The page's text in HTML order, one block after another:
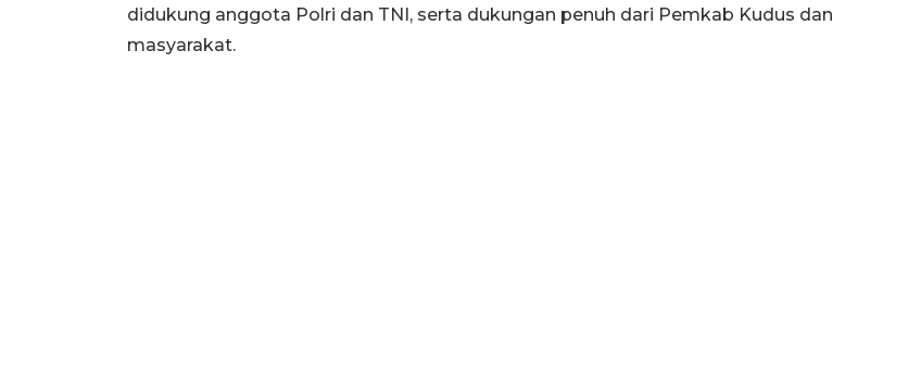
didukung anggota Polri dan TNI, serta dukungan penuh dari Pemkab Kudus dan
masyarakat.